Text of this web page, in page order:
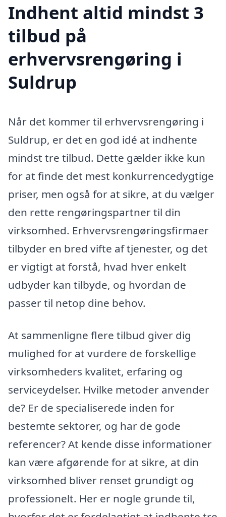
Indhent altid mindst 3
tilbud på
erhvervsrengøring i
Suldrup
Når det kommer til erhvervsrengøring i
Suldrup, er det en god idé at indhente
mindst tre tilbud. Dette gælder ikke kun
for at finde det mest konkurrencedygtige
priser, men også for at sikre, at du vælger
den rette rengøringspartner til din
virksomhed. Erhvervsrengøringsfirmaer
tilbyder en bred vifte af tjenester, og det
er vigtigt at forstå, hvad hver enkelt
udbyder kan tilbyde, og hvordan de
passer til netop dine behov.
At sammenligne flere tilbud giver dig
mulighed for at vurdere de forskellige
virksomheders kvalitet, erfaring og
serviceydelser. Hvilke metoder anvender
de? Er de specialiserede inden for
bestemte sektorer, og har de gode
referencer? At kende disse informationer
kan være afgørende for at sikre, at din
virksomhed bliver renset grundigt og
professionelt. Her er nogle grunde til,